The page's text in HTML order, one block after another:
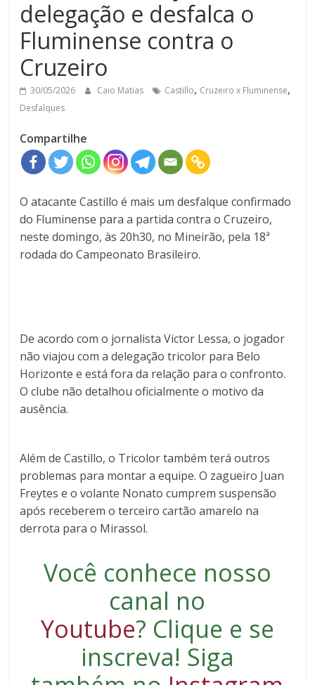
delegação e desfalca o
Fluminense contra o
Cruzeiro
30/05/2026 Caio Matias Castillo, Cruzeiro x Fluminense,
Desfalques
Compartilhe
O atacanteCastillo é mais um desfalque confirmado
do Fluminense para a partida contra oCruzeiro,
neste domingo, às 20h30, no Mineirão, pela 18ª
rodada doCampeonato Brasileiro.
De acordo com o jornalista Victor Lessa, o jogador
não viajou com a delegação tricolor para Belo
Horizonte e está fora da relação para o confronto.
O clube não detalhou oficialmente o motivo da
ausência.
Além de Castillo, o Tricolor também terá outros
problemas para montar a equipe. O zagueiro Juan
Freytes e o volante Nonato cumprem suspensão
após receberem o terceiro cartão amarelo na
derrota para o Mirassol.
Você conhece nosso
canal no
Youtube? Clique e se
inscreva! Siga